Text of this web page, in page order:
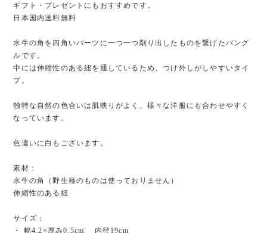
ギフト・プレゼントにもおすすめです。
日本国内送料無料
水牛の角を四角いパーツに一つ一つ削り出したものを繋げたバング
ルです。
中には伸縮性のある紐を通しているため、つけ外しがしやすいタイ
プ。
独特な自然の色合いは肌映りがよく、様々な洋服にも合わせやすく
なっています。
色違いに白もございます。
素材：
水牛の角（野生種のものは使っておりません）
伸縮性のある紐
サイズ：
・ 幅4.2×厚み0.5cm 内径19cm